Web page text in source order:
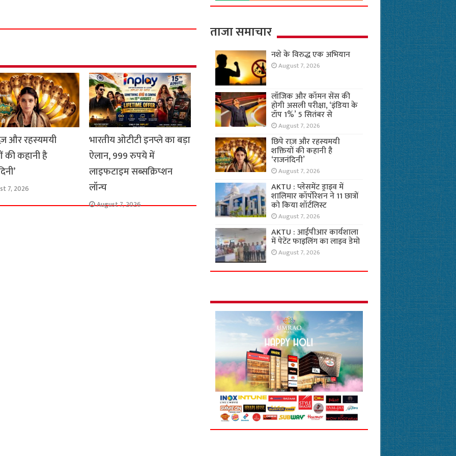
और रहस्यमयी
की कहानी है
7, 2026
भारतीय ओटीटी इनप्ले का बड़ा
ऐलान, 999 रुपये में
लाइफटाइम सब्सक्रिप्शन
लॉन्च
August 7, 2026
ताजा समाचार
नशे के विरुद्ध एक अभियान
August 7, 2026
लॉजिक और कॉमन सेंस की
होगी असली परीक्षा, ‘इंडिया के
टॉप 1%’ 5 सितंबर से
August 7, 2026
छिपे राज़ और रहस्यमयी
शक्तियों की कहानी है
‘राजनंदिनी’
August 7, 2026
AKTU : प्लेसमेंट ड्राइव में
शालिमार कॉर्पोरेशन ने 11 छात्रों
को किया शॉर्टलिस्ट
August 7, 2026
AKTU : आईपीआर कार्यशाला
में पेटेंट फाइलिंग का लाइव डेमो
August 7, 2026